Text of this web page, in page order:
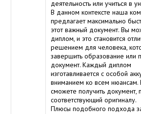
деятельность или учиться в
В данном контексте наша
предлагает максимально
этот важный документ. Вы
диплом, и это становится
решением для человека,
завершить образование или
документ. Каждый диплом
изготавливается с особой
вниманием ко всем нюансам.
сможете получить документ,
соответствующий оригиналу.
Плюсы подобного подхода